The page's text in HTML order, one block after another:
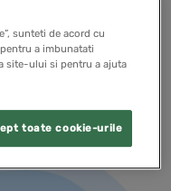
sunteti de acord cu
a imbunatati
site-ului si pentru a ajuta
toate cookie-urile